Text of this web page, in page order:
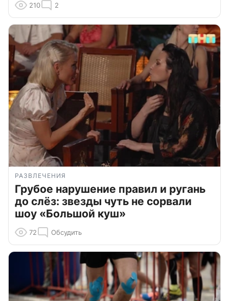
210 2
РАЗВЛЕЧЕНИЯ
Грубое нарушение правил и ругань
до слёз: звезды чуть не сорвали
шоу «Большой куш»
72 Обсудить